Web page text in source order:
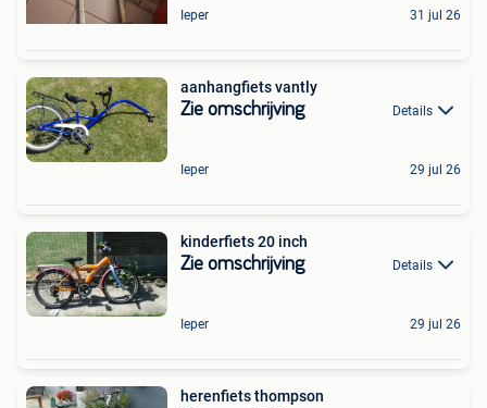
Ieper 31 jul 26
aanhangfiets vantly
Zie omschrijving Details
Ieper 29 jul 26
kinderfiets 20 inch
Zie omschrijving Details
Ieper 29 jul 26
herenfiets thompson